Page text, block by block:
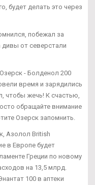
будет делать это через
побежал за
дивы от северстали
- Болденол 200
время и зарядились
чтобы жечь! К счастью,
обращайте внимание
Озерск запомнить.
Азолол British
в Европе будет
Греции по новому
на 13,5 млрд.
100 в аптеки